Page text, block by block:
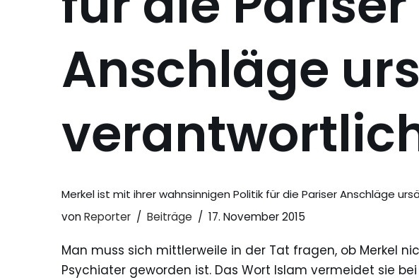
Anschläge
Merkel ist mit ihrer wahnsinnigen Politik für die Pariser Anschläge
vonReporter Beiträge 17. November 2015
Man muss sich mittlerweile in der Tat fragen, ob Merkel
Psychiater geworden ist. Das Wort Islam vermeidet sie